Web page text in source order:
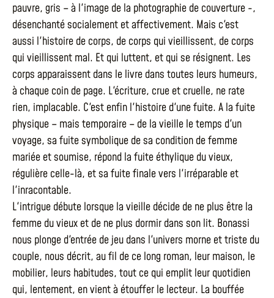
pauvre, gris – à l'image de la photographie de couverture -,
désenchanté socialement et affectivement. Mais c'est
aussi l'histoire de corps, de corps qui vieillissent, de corps
qui vieillissent mal. Et qui luttent, et qui se résignent. Les
corps apparaissent dans le livre dans toutes leurs humeurs,
à chaque coin de page. L'écriture, crue et cruelle, ne rate
rien, implacable. C'est enfin l'histoire d'une fuite. A la fuite
physique – mais temporaire – de la vieille le temps d'un
voyage, sa fuite symbolique de sa condition de femme
mariée et soumise, répond la fuite éthylique du vieux,
régulière celle-là, et sa fuite finale vers l'irréparable et
l'inracontable.
L'intrigue débute lorsque la vieille décide de ne plus être la
femme du vieux et de ne plus dormir dans son lit. Bonassi
nous plonge d'entrée de jeu dans l'univers morne et triste du
couple, nous décrit, au fil de ce long roman, leur maison, le
mobilier, leurs habitudes, tout ce qui emplit leur quotidien
qui, lentement, en vient à étouffer le lecteur. La bouffée